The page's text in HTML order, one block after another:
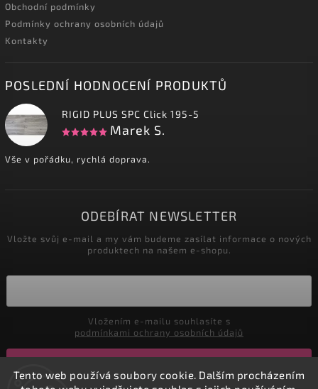
Tento web používá soubory cookie. Dalším procházením
Obchodní podmínky
Podmínky ochrany osobních údajů
Kontakty
POSLEDNÍ HODNOCENÍ PRODUKTŮ
RIGID PLUS SPC Click 195-5
Marek S.
Vše v pořádku, rychlá doprava.
ODEBÍRAT NEWSLETTER
Vložte svůj e-mail a my vám budeme zasílat informace o nových
produktech na našem e-shopu.
podmínkami ochrany osobních údajů